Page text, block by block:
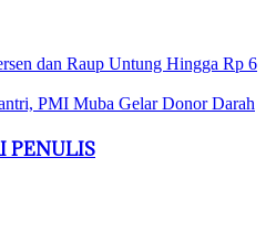
dan Raup Untung Hingga Rp 6
PMI Muba Gelar Donor Darah
PENULIS